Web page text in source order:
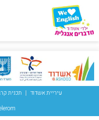
עיריית אשדוד תכנית